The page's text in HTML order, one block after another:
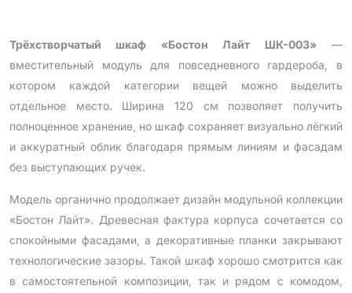
Трёхстворчатый шкаф «Бостон Лайт ШК-003»—
вместительный модуль для повседневного гардероба, в
котором каждой категории вещей можно выделить
отдельное место. Ширина 120 см позволяет получить
полноценное хранение, но шкаф сохраняет визуально лёгкий
и аккуратный облик благодаря прямым линиям и фасадам
без выступающих ручек.
Модель органично продолжает дизайн модульной коллекции
«Бостон Лайт». Древесная фактура корпуса сочетается со
спокойными фасадами, а декоративные планки закрывают
технологические зазоры. Такой шкаф хорошо смотрится как
в самостоятельной композиции, так и рядом с комодом,